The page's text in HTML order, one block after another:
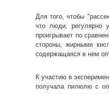
Для того, чтобы
что люди, регулярно
проигрывает по
стороны, жирными
содержащаяся в нем
К участию в
получала пилюлю с